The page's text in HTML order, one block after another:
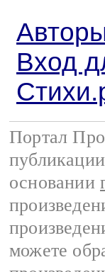
Вход
Портал
основании
можете